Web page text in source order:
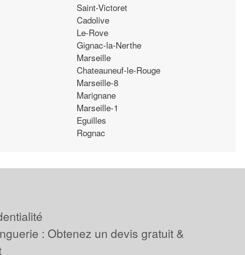
Saint-Victoret
Cadolive
Le-Rove
Gignac-la-Nerthe
Marseille
Chateauneuf-le-Rouge
Marseille-8
Marignane
Marseille-1
Eguilles
Rognac
: Obtenez un devis gratuit &